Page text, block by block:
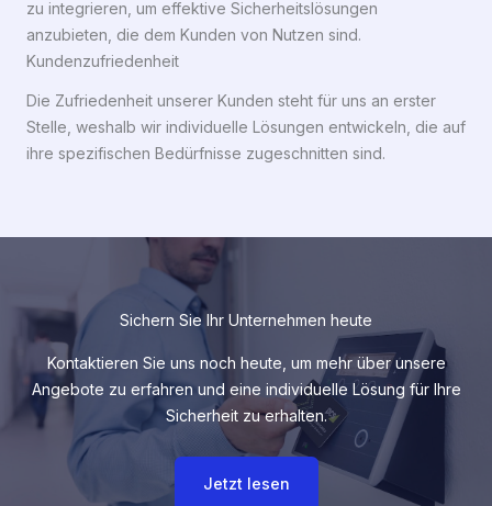
zu integrieren, um effektive Sicherheitslösungen
anzubieten, die dem Kunden von Nutzen sind.
Kundenzufriedenheit
Die Zufriedenheit unserer Kunden steht für uns an erster
Stelle, weshalb wir individuelle Lösungen entwickeln, die auf
ihre spezifischen Bedürfnisse zugeschnitten sind.
Sichern Sie Ihr Unternehmen heute
Kontaktieren Sie uns noch heute, um mehr über unsere
Angebote zu erfahren und eine individuelle Lösung für Ihre
Sicherheit zu erhalten.
Jetzt lesen